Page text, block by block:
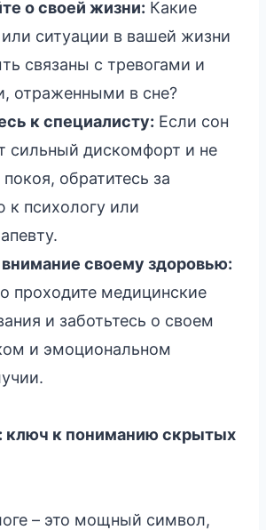
о своей жизни: Какие
ситуации в вашей жизни
связаны с тревогами и
отраженными в сне?
к специалисту: Если сон
сильный дискомфорт и не
обратитесь за
психологу или
своему здоровью:
проходите медицинские
и заботьтесь о своем
и эмоциональном
ключ к пониманию скрытых
– это мощный символ,